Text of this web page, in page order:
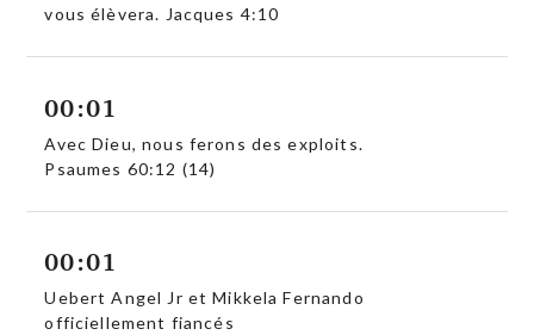
vous élèvera. Jacques 4:10
00:01
Avec Dieu, nous ferons des exploits.
Psaumes 60:12 (14)
00:01
Uebert Angel Jr et Mikkela Fernando
officiellement fiancés